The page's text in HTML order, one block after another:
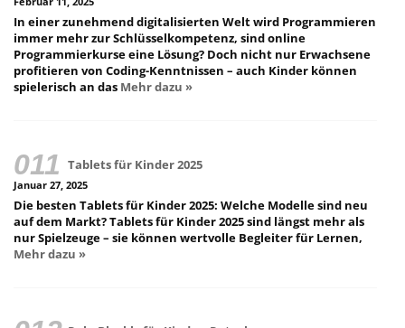
In einer zunehmend digitalisierten Welt wird Programmieren
immer mehr zur Schlüsselkompetenz, sind online
Programmierkurse eine Lösung? Doch nicht nur Erwachsene
profitieren von Coding-Kenntnissen – auch Kinder können
spielerisch an das Mehr dazu »
Tablets für Kinder 2025
Januar 27, 2025
Die besten Tablets für Kinder 2025: Welche Modelle sind neu
auf dem Markt? Tablets für Kinder 2025 sind längst mehr als
nur Spielzeuge – sie können wertvolle Begleiter für Lernen,
Mehr dazu »